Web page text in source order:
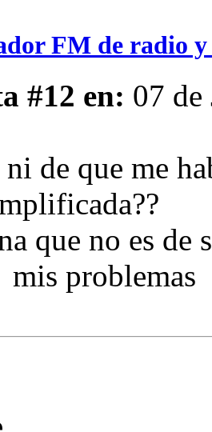
FM de radio y
#12 en: 07
ni de que me
que no es de
mis problemas